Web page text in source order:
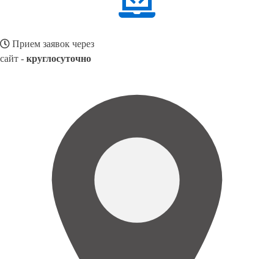
Прием заявок через
сайт - круглосуточно